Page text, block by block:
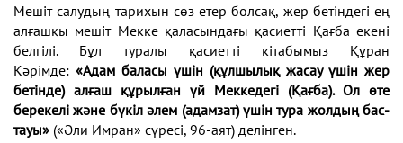
Мешіт салудың тарихын сөз етер болсақ, жер бетіндегі ең
алғашқы мешіт Мекке қаласындағы қасиетті Қағба екені
белгілі. Бұл туралы қасиетті кітабымыз Құран
Кәрімде: «Адам баласы үшін (құл­шылық жасау үшін жер
бетінде) алғаш құ­рылған үй Меккедегі (Қағба). Ол өте
берекелі және бүкіл әлем (адамзат) үшін тура жолдың бас­
тауы» («Әли Имран» сүресі, 96-аят) делінген.